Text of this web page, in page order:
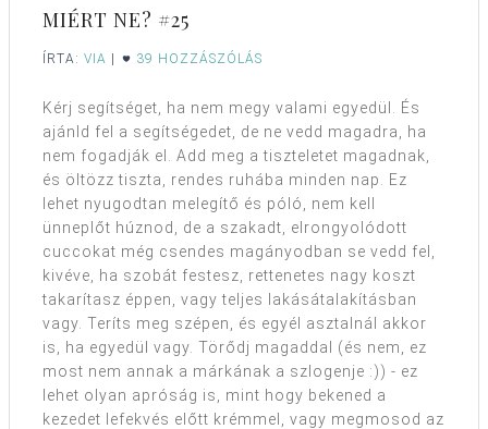
MIÉRT NE? #25
ÍRTA: VIA 39 HOZZÁSZÓLÁS
Kérj segítséget, ha nem megy valami egyedül. És
ajánld fel a segítségedet, de ne vedd magadra, ha
nem fogadják el. Add meg a tiszteletet magadnak,
és öltözz tiszta, rendes ruhába minden nap. Ez
lehet nyugodtan melegítő és póló, nem kell
ünneplőt húznod, de a szakadt, elrongyolódott
cuccokat még csendes magányodban se vedd fel,
kivéve, ha szobát festesz, rettenetes nagy koszt
takarítasz éppen, vagy teljes lakásátalakításban
vagy. Teríts meg szépen, és egyél asztalnál akkor
is, ha egyedül vagy. Törődj magaddal (és nem, ez
most nem annak a márkának a szlogenje :)) - ez
lehet olyan apróság is, mint hogy bekened a
kezedet lefekvés előtt krémmel, vagy megmosod az